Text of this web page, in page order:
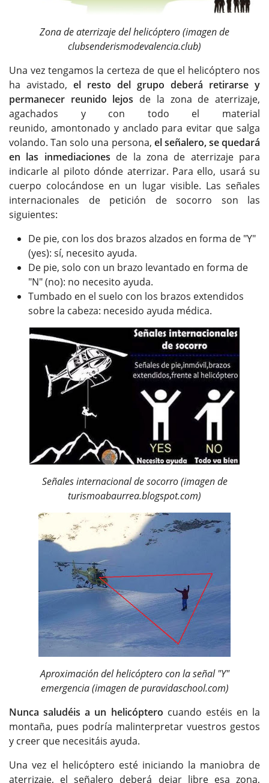
Zona de aterrizaje del helicóptero (imagen de
clubsenderismodevalencia.club)
Una vez tengamos la certeza de que el helicóptero nos
ha avistado, el resto del grupo deberá retirarse y
permanecer reunido lejos de la zona de aterrizaje,
agachados y con todo el material
reunido, amontonado y anclado para evitar que salga
volando. Tan solo una persona, el señalero, se quedará
en las inmediaciones de la zona de aterrizaje para
indicarle al piloto dónde aterrizar. Para ello, usará su
cuerpo colocándose en un lugar visible. Las señales
internacionales de petición de socorro son las
siguientes:
De pie, con los dos brazos alzados en forma de "Y"
(yes): sí, necesito ayuda.
De pie, solo con un brazo levantado en forma de
"N" (no): no necesito ayuda.
Tumbado en el suelo con los brazos extendidos
sobre la cabeza: necesido ayuda médica.
Señales internacional de socorro (imagen de
turismoabaurrea.blogspot.com)
Aproximación del helicóptero con la señal "Y"
emergencia (imagen de puravidaschool.com)
Nunca saludéis a un helicóptero cuando estéis en la
montaña, pues podría malinterpretar vuestros gestos
y creer que necesitáis ayuda.
Una vez el helicóptero esté iniciando la maniobra de
aterrizaje, el señalero deberá dejar libre esa zona,